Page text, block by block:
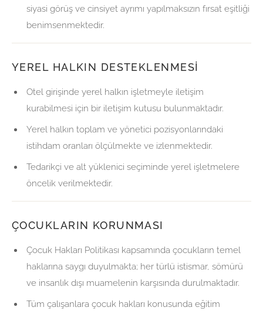
siyasi görüş ve cinsiyet ayrımı yapılmaksızın fırsat eşitliği
benimsenmektedir.
YEREL HALKIN DESTEKLENMESI
Otel girişinde yerel halkın işletmeyle iletişim
kurabilmesi için bir iletişim kutusu bulunmaktadır.
Yerel halkın toplam ve yönetici pozisyonlarındaki
istihdam oranları ölçülmekte ve izlenmektedir.
Tedarikçi ve alt yüklenici seçiminde yerel işletmelere
öncelik verilmektedir.
ÇOCUKLARIN KORUNMASI
Çocuk Hakları Politikası kapsamında çocukların temel
haklarına saygı duyulmakta; her türlü istismar, sömürü
ve insanlık dışı muamelenin karşısında durulmaktadır.
Tüm çalışanlara çocuk hakları konusunda eğitim